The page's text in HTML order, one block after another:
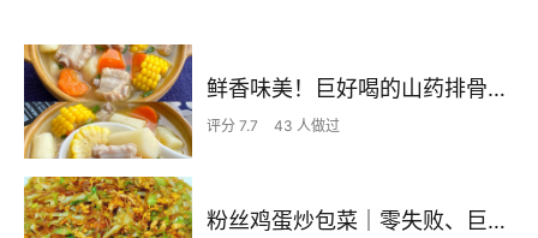
鲜香味美！巨好喝的山药排骨汤！！
评分 7.7 43 人做过
粉丝鸡蛋炒包菜｜零失败、巨下饭